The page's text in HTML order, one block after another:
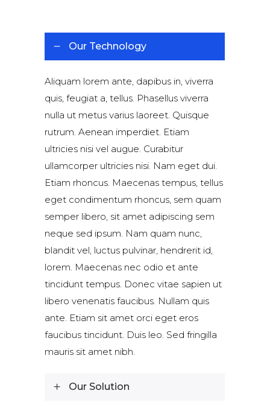
Our Technology
Aliquam lorem ante, dapibus in, viverra
quis, feugiat a, tellus. Phasellus viverra
nulla ut metus varius laoreet. Quisque
rutrum. Aenean imperdiet. Etiam
ultricies nisi vel augue. Curabitur
ullamcorper ultricies nisi. Nam eget dui.
Etiam rhoncus. Maecenas tempus, tellus
eget condimentum rhoncus, sem quam
semper libero, sit amet adipiscing sem
neque sed ipsum. Nam quam nunc,
blandit vel, luctus pulvinar, hendrerit id,
lorem. Maecenas nec odio et ante
tincidunt tempus. Donec vitae sapien ut
libero venenatis faucibus. Nullam quis
ante. Etiam sit amet orci eget eros
faucibus tincidunt. Duis leo. Sed fringilla
mauris sit amet nibh.
Our Solution